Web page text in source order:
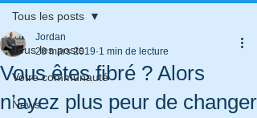
Tous les posts
Votre communauté
News
Tous les posts
Vous êtes fibré ? Alors
n’ayez plus peur de changer
Jordan
28 mars 2019 1 min de lecture